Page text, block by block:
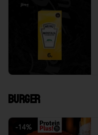
Burger
-14%